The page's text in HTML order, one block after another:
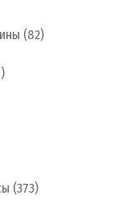
(82)
(373)